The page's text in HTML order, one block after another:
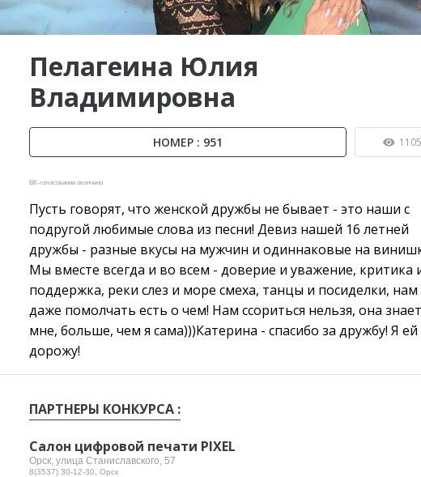
Пелагеина Юлия
Владимировна
НОМЕР : 951 1105
ВК-голосование окончено
Пусть говорят, что женской дружбы не бывает - это наши с
подругой любимые слова из песни! Девиз нашей 16 летней
дружбы - разные вкусы на мужчин и одиннаковые на
Мы вместе всегда и во всем - доверие и уважение, критика
поддержка, реки слез и море смеха, танцы и посиделки, нам
даже помолчать есть о чем! Нам ссориться нельзя, она
мне, больше, чем я сама)))Катерина - спасибо за дружбу! Я ей
дорожу!
ПАРТНЕРЫ КОНКУРСА :
Салон цифровой печати PIXEL
Орск, улица Станиславского, 57
8(3537) 30-12-30, Орск